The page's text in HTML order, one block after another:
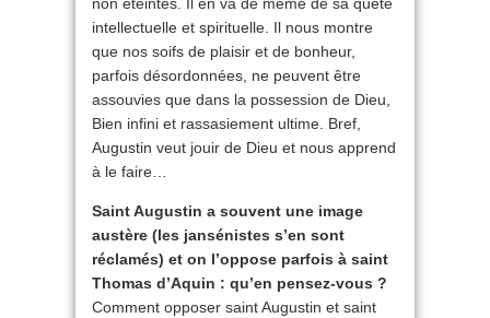
intellectuelle et spirituelle. Il nous montre
que nos soifs de plaisir et de bonheur,
parfois désordonnées, ne peuvent être
assouvies que dans la possession de Dieu,
Bien infini et rassasiement ultime. Bref,
Augustin veut jouir de Dieu et nous apprend
à le faire…
Saint Augustin a souvent une image
austère (les jansénistes s’en sont
réclamés) et on l’oppose parfois à saint
Thomas d’Aquin : qu’en pensez-vous ?
Comment opposer saint Augustin et saint